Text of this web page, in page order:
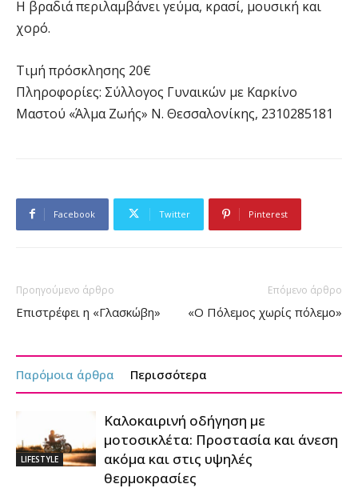
Η βραδιά περιλαμβάνει γεύμα, κρασί, μουσική και
χορό.
Τιμή πρόσκλησης 20€
Πληροφορίες: Σύλλογος Γυναικών με Καρκίνο
Μαστού «Άλμα Ζωής» Ν. Θεσσαλονίκης, 2310285181
Facebook Twitter Pinterest
Προηγούμενο άρθρο
Επιστρέφει η «Γλασκώβη»
Επόμενο άρθρο
«Ο Πόλεμος χωρίς πόλεμο»
Παρόμοια άρθρα Περισσότερα
LIFESTYLE
Καλοκαιρινή οδήγηση με
μοτοσικλέτα: Προστασία και άνεση
ακόμα και στις υψηλές
θερμοκρασίες